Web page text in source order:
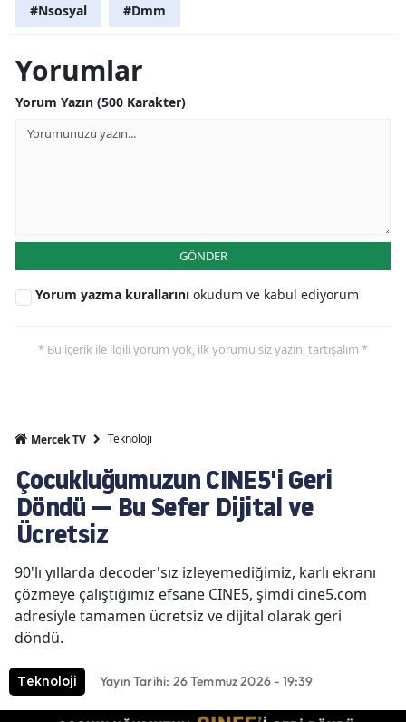
#Nsosyal #Dmm
Yorumlar
Yorum Yazın (500 Karakter)
GÖNDER
Yorum yazma kurallarını okudum ve kabul ediyorum
* Bu içerik ile ilgili yorum yok, ilk yorumu siz yazın, tartışalım *
Mercek TV Teknoloji
Çocukluğumuzun CINE5'i Geri
Döndü — Bu Sefer Dijital ve
Ücretsiz
90'lı yıllarda decoder'sız izleyemediğimiz, karlı ekranı
çözmeye çalıştığımız efsane CINE5, şimdi cine5.com
adresiyle tamamen ücretsiz ve dijital olarak geri
döndü.
Teknoloji Yayın Tarihi: 26 Temmuz 2026 - 19:39